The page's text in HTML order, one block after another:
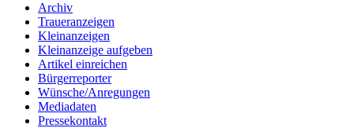
Archiv
Traueranzeigen
Kleinanzeigen
Kleinanzeige aufgeben
Artikel einreichen
Bürgerreporter
Wünsche/Anregungen
Mediadaten
Pressekontakt